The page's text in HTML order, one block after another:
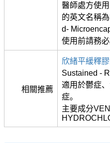
醫師處方使
的英文名稱
d-
使用前請務
相關推薦
欣緒平緩釋
Sustained -
適用於鬱症
症。
主要成分